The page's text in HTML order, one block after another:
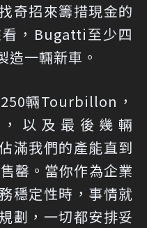
奇招來籌措現金的
，Bugatti至少四
造一輛新車。
輛Tourbillon，
以及最後幾輛
我們的產能直到
罄。當你作為企業
穩定性時，事情就
劃，一切都安排妥